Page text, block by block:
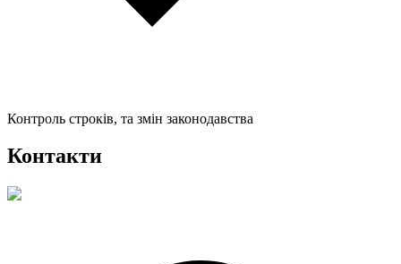
Контроль строків, та змін законодавства
Контакти